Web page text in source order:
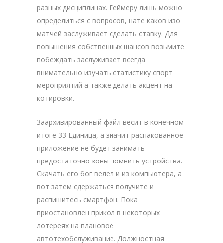
разных дисциплинах. Геймеру лишь можно
определиться с вопросов, нате каков изо
матчей заслуживает сделать ставку. Для
повышения собственных шансов возьмите
побеждать заслуживает всегда
внимательно изучать статистику спорт
мероприятий а также делать акцент на
котировки.
Заархивированный файл весит в конечном
итоге 33 Единица, а значит распакованное
приложение не будет занимать
предостаточно зоны помнить устройства.
Скачать его бог велел и из компьютера, а
вот затем сдержаться получите и
распишитесь смартфон. Пока
приостановлен прикол в некоторых
лотереях на плановое
автотехобслуживание. Должностная